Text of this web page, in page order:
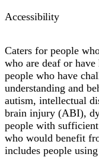
Accessibility
Caters for people
who are deaf or have
people who have
understanding and
autism, intellectual
brain injury (ABI),
people with
who would benefit
includes people